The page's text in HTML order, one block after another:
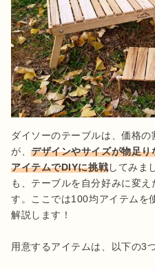
ダイソーのテーブルは、価格
が、デザインやサイズが物足
アイテムでDIYに挑戦してみま
も、テーブルを自分好みに変
す。ここでは100均アイテムを
解説します！
用意するアイテムは、以下の3